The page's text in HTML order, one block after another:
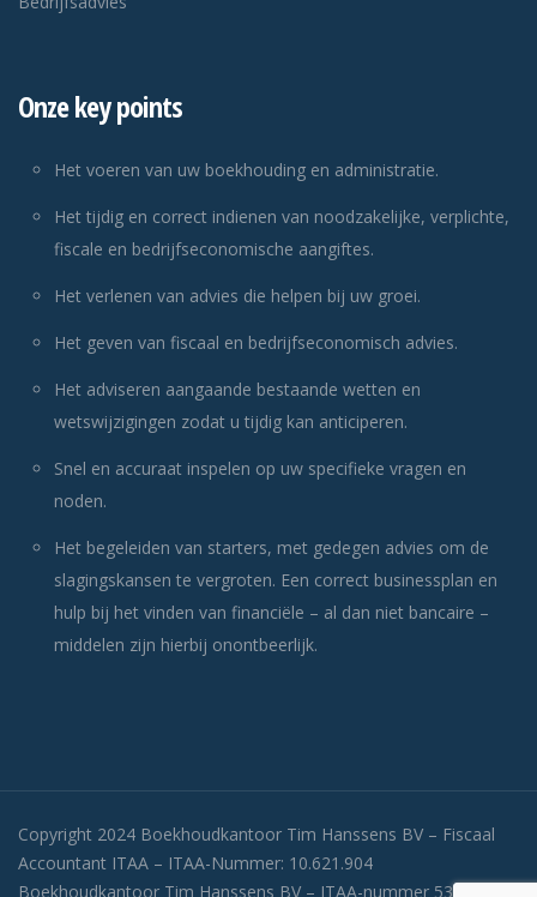
Onze key points
Het voeren van uw boekhouding en administratie.
Het tijdig en correct indienen van noodzakelijke, verplichte,
fiscale en bedrijfseconomische aangiftes.
Het verlenen van advies die helpen bij uw groei.
Het geven van fiscaal en bedrijfseconomisch advies.
Het adviseren aangaande bestaande wetten en
wetswijzigingen zodat u tijdig kan anticiperen.
Snel en accuraat inspelen op uw specifieke vragen en
noden.
Het begeleiden van starters, met gedegen advies om de
slagingskansen te vergroten. Een correct businessplan en
hulp bij het vinden van financiële – al dan niet bancaire –
middelen zijn hierbij onontbeerlijk.
Copyright 2024 Boekhoudkantoor Tim Hanssens BV – Fiscaal
Accountant ITAA – ITAA-Nummer: 10.621.904
Boekhoudkantoor Tim Hanssens BV – ITAA-nummer 53.336.862